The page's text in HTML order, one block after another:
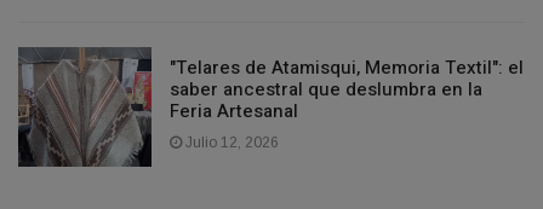
"Telares de Atamisqui, Memoria Textil": el
saber ancestral que deslumbra en la
Feria Artesanal
Julio 12, 2026